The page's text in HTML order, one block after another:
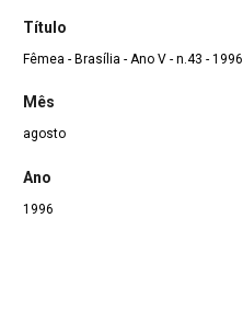
Título
Fêmea - Brasília - Ano V - n.43 - 1996
Mês
agosto
Ano
1996